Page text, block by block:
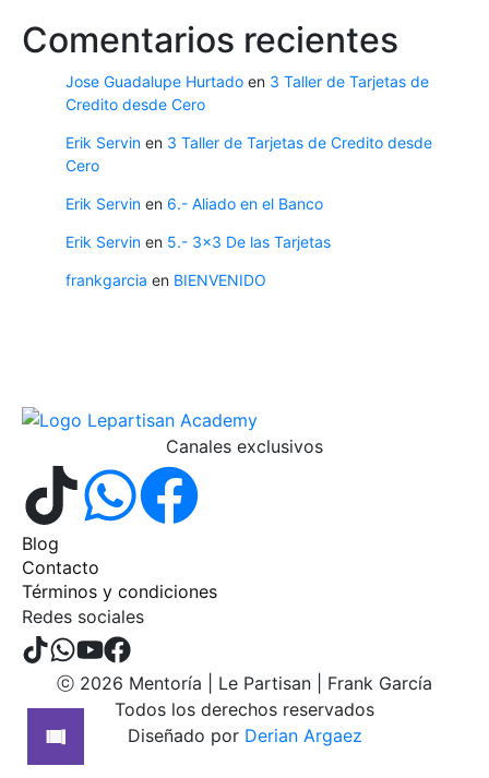
Comentarios recientes
Jose Guadalupe Hurtado en 3 Taller de Tarjetas de
Credito desde Cero
Erik Servin en 3 Taller de Tarjetas de Credito desde
Cero
Erik Servin en 6.- Aliado en el Banco
Erik Servin en 5.- 3×3 De las Tarjetas
frankgarcia en BIENVENIDO
Blog
Contacto
Términos y condiciones
Redes sociales
Canales exclusivos
ⓒ 2026 Mentoría | Le Partisan | Frank García
Todos los derechos reservados
Diseñado por Derian Argaez